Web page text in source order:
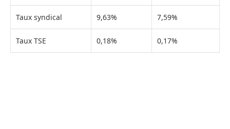
Taux syndical 9,63% 7,59%
Taux TSE 0,18% 0,17%